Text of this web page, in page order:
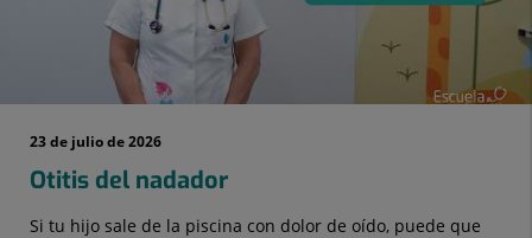
23 de julio de 2026
Otitis del nadador
Si tu hijo sale de la piscina con dolor de oído, puede que